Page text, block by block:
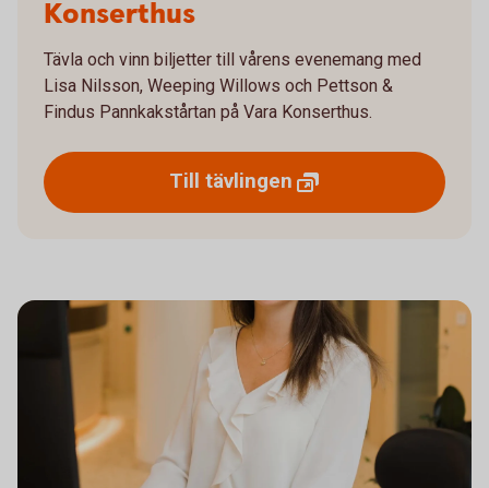
Konserthus
Tävla och vinn biljetter till vårens evenemang med
Lisa Nilsson, Weeping Willows och Pettson &
Findus Pannkakstårtan på Vara Konserthus.
Till tävlingen